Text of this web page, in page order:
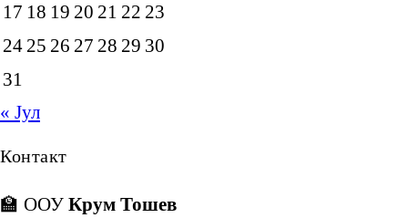
17 18 19 20 21 22 23
24 25 26 27 28 29 30
31
« Јул
Контакт
🏫 ООУ Крум Тошев